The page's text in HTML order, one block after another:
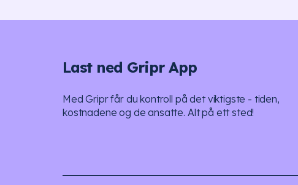
Last ned Gripr App
Med Gripr får du kontroll på det viktigste - tiden,
kostnadene og de ansatte. Alt på ett sted!